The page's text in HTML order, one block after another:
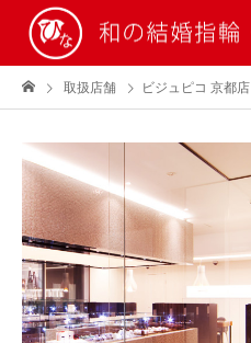
取扱店舗 ビジュピコ 京都店